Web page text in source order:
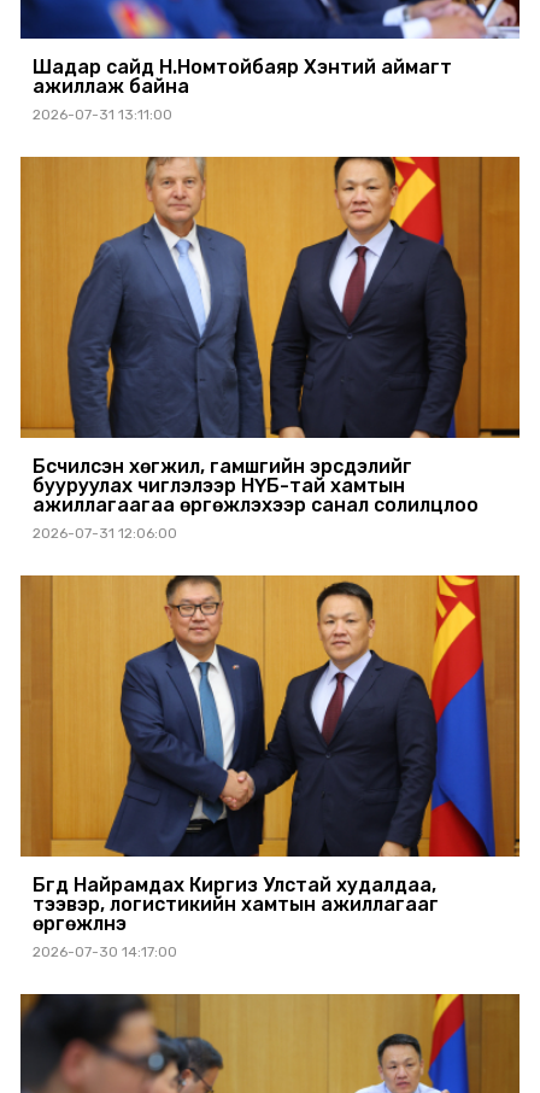
Шадар сайд Н.Номтойбаяр Хэнтий аймагт
ажиллаж байна
2026-07-31 13:11:00
Бүсчилсэн хөгжил, гамшгийн эрсдэлийг
бууруулах чиглэлээр НҮБ-тай хамтын
ажиллагаагаа өргөжүүлэхээр санал солилцлоо
2026-07-31 12:06:00
Бүгд Найрамдах Киргиз Улстай худалдаа,
тээвэр, логистикийн хамтын ажиллагааг
өргөжүүлнэ
2026-07-30 14:17:00